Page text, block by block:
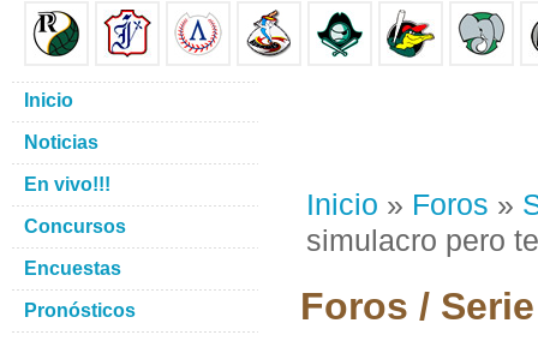
Inicio » Foros »
simulacro pero
Foros /
Inicio
Noticias
En vivo!!!
Concursos
Encuestas
Pronósticos